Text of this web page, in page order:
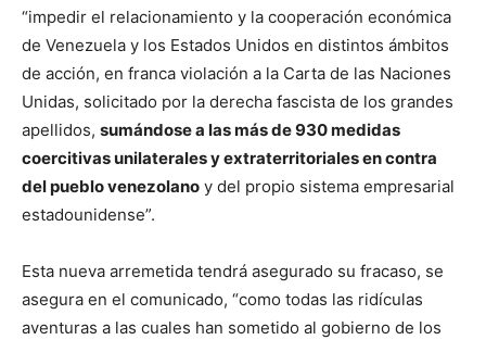
“impedir el relacionamiento y la cooperación económica
de Venezuela y los Estados Unidos en distintos ámbitos
de acción, en franca violación a la Carta de las Naciones
Unidas, solicitado por la derecha fascista de los grandes
apellidos, sumándose a las más de 930 medidas
coercitivas unilaterales y extraterritoriales en contra
del pueblo venezolano y del propio sistema empresarial
estadounidense”.
Esta nueva arremetida tendrá asegurado su fracaso, se
asegura en el comunicado, “como todas las ridículas
aventuras a las cuales han sometido al gobierno de los